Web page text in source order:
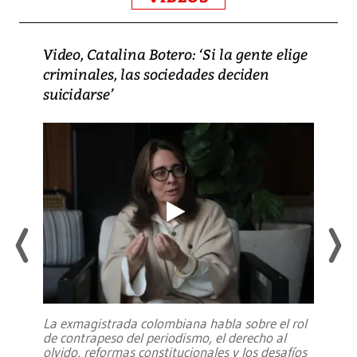
Video, Catalina Botero: ‘Si la gente elige
criminales, las sociedades deciden
suicidarse’
La exmagistrada colombiana habla sobre el rol
de contrapeso del periodismo, el derecho al
olvido, reformas constitucionales y los desafíos